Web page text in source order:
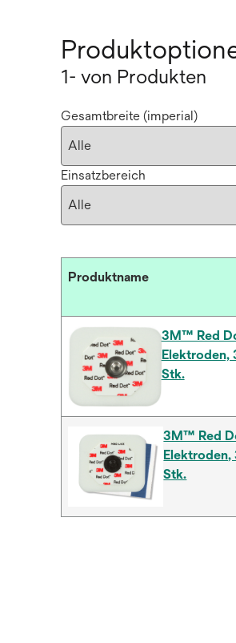
1- von Produkten
Gesamtbreite (imperial)
Einsatzbereich
Produktname
3M™ Red
Elektroden,
Stk.
3M™ Red
Elektroden,
Stk.